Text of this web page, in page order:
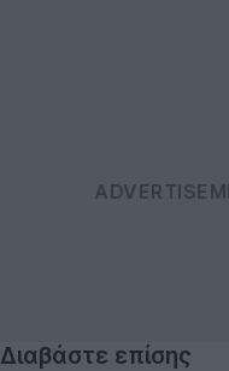
Διαβάστε επίσης